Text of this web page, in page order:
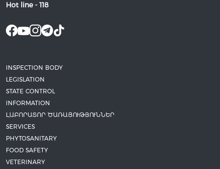
Hot line - 118
INSPECTION BODY
LEGISLATION
STATE CONTROL
INFORMATION
ԼԱԲՈՐԱՏՈՐ ԾԱՌԱՅՈՒԹՅՈՒՆՆԵՐ
SERVICES
PHYTOSANITARY
FOOD SAFETY
VETERINARY